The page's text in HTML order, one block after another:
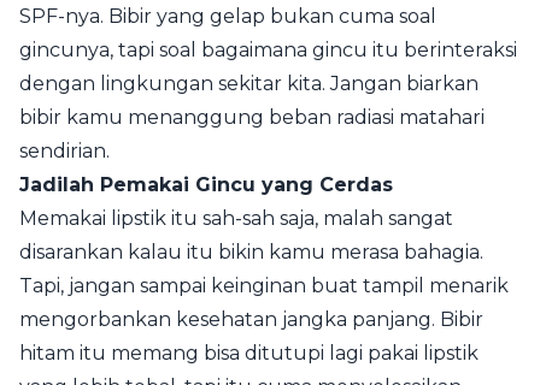
SPF-nya. Bibir yang gelap bukan cuma soal
gincunya, tapi soal bagaimana gincu itu berinteraksi
dengan lingkungan sekitar kita. Jangan biarkan
bibir kamu menanggung beban radiasi matahari
sendirian.
Jadilah Pemakai Gincu yang Cerdas
Memakai lipstik itu sah-sah saja, malah sangat
disarankan kalau itu bikin kamu merasa bahagia.
Tapi, jangan sampai keinginan buat tampil menarik
mengorbankan kesehatan jangka panjang. Bibir
hitam itu memang bisa ditutupi lagi pakai lipstik